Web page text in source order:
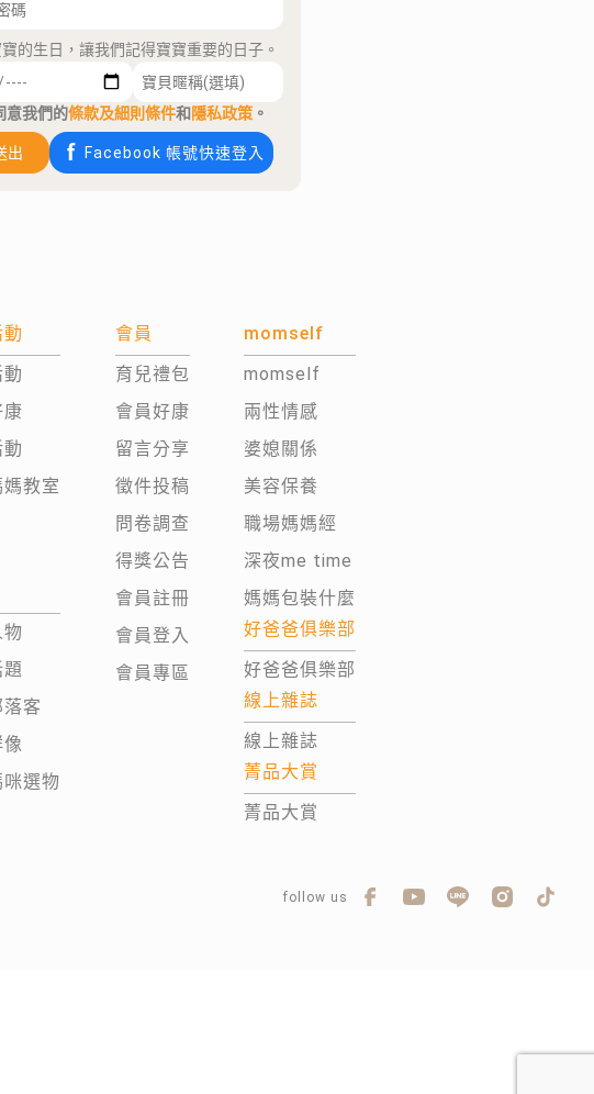
的生日，讓我們記得寶寶重要的日子。
意我們的條款及細則條件和隱私政策 。
出 Facebook 帳號快速登入
康
教室
物
客
選物
會員
育兒禮包
會員好康
留言分享
徵件投稿
問卷調查
得獎公告
會員註冊
會員登入
會員專區
momself
momself
兩性情感
婆媳關係
美容保養
職場媽媽經
深夜me time
媽媽包裝什麼
好爸爸俱樂部
好爸爸俱樂部
線上雜誌
線上雜誌
菁品大賞
菁品大賞
follow us